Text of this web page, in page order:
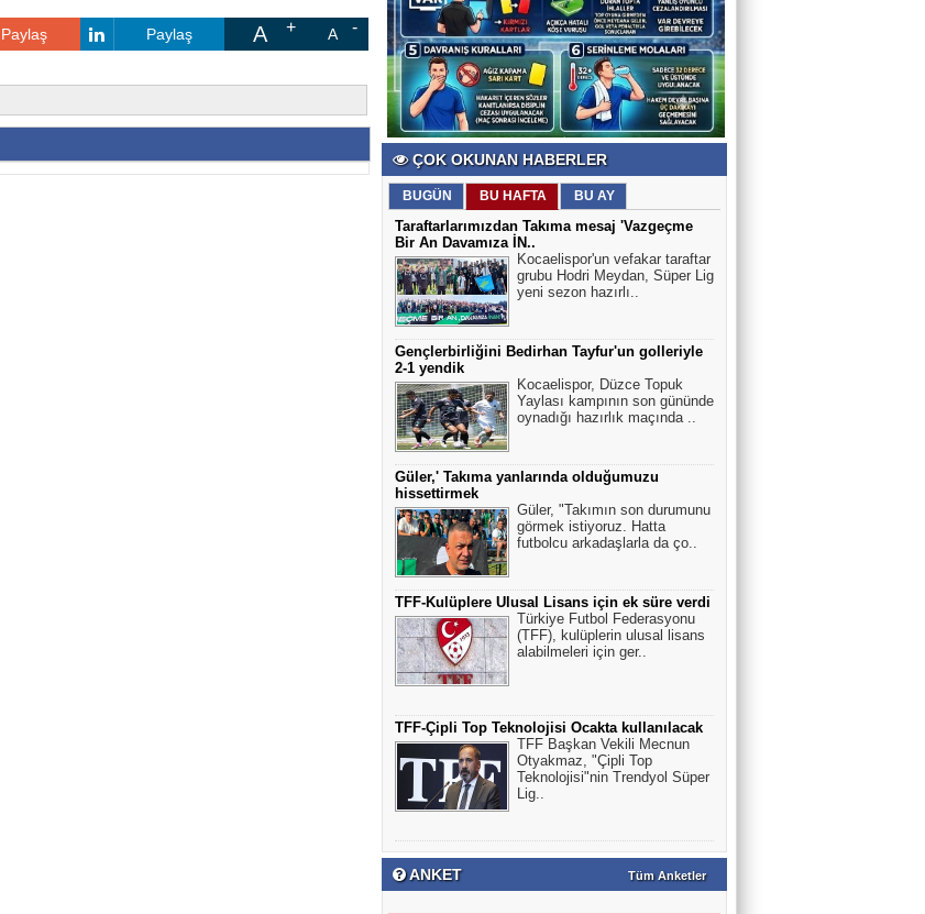
Paylaş Paylaş A A
ÇOK OKUNAN HABERLER
BUGÜN BU HAFTA BU AY
Taraftarlarımızdan Takıma mesaj 'Vazgeçme
Bir An Davamıza İN..
Kocaelispor'un vefakar taraftar
grubu Hodri Meydan, Süper Lig
yeni sezon hazırlı..
Gençlerbirliğini Bedirhan Tayfur'un golleriyle
2-1 yendik
Kocaelispor, Düzce Topuk
Yaylası kampının son gününde
oynadığı hazırlık maçında ..
Güler,' Takıma yanlarında olduğumuzu
hissettirmek
Güler, "Takımın son durumunu
görmek istiyoruz. Hatta
futbolcu arkadaşlarla da ço..
TFF-Kulüplere Ulusal Lisans için ek süre verdi
Türkiye Futbol Federasyonu
(TFF), kulüplerin ulusal lisans
alabilmeleri için ger..
TFF-Çipli Top Teknolojisi Ocakta kullanılacak
TFF Başkan Vekili Mecnun
Otyakmaz, "Çipli Top
Teknolojisi"nin Trendyol Süper
Lig..
ANKET Tüm Anketler